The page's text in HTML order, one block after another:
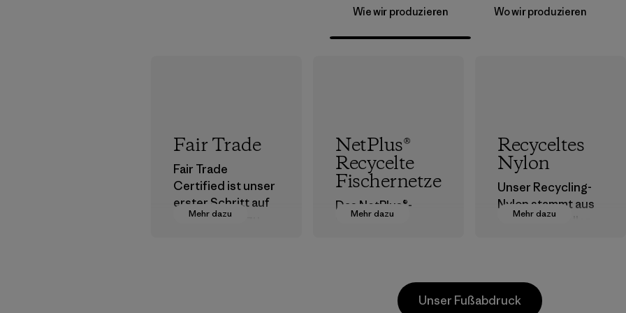
Wie wir produzieren Wo wir produzieren
Mehr dazu
Fair Trade
Fair Trade
Certified ist unser
erster Schritt auf
dem Pfad hin zu
Mehr dazu
NetPlus®
Recycelte
Fischernetze
Das NetPlus®-
Fischernetzen
hergestellt, die von
Mehr dazu
Recyceltes
Nylon
Unser Recycling-
Nylon stammt aus
postindustriellen
recycelten
Postconsumer-
Unser Fußabdruck